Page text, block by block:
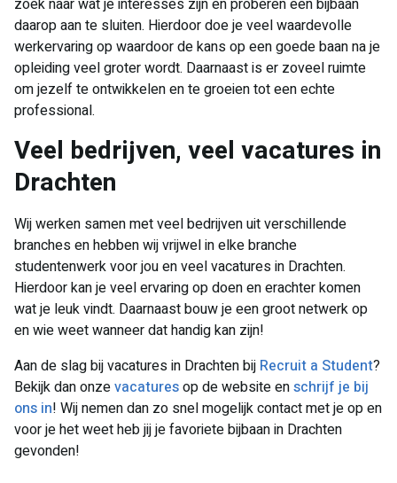
zoek naar wat je interesses zijn en proberen een bijbaan
daarop aan te sluiten. Hierdoor doe je veel waardevolle
werkervaring op waardoor de kans op een goede baan na je
opleiding veel groter wordt. Daarnaast is er zoveel ruimte
om jezelf te ontwikkelen en te groeien tot een echte
professional.
Veel bedrijven, veel vacatures in
Drachten
Wij werken samen met veel bedrijven uit verschillende
branches en hebben wij vrijwel in elke branche
studentenwerk voor jou en veel vacatures in Drachten.
Hierdoor kan je veel ervaring op doen en erachter komen
wat je leuk vindt. Daarnaast bouw je een groot netwerk op
en wie weet wanneer dat handig kan zijn!
Aan de slag bij vacatures in Drachten bij Recruit a Student?
Bekijk dan onzevacaturesop de website enschrijf je bij
ons in! Wij nemen dan zo snel mogelijk contact met je op en
voor je het weet heb jij je favoriete bijbaan in Drachten
gevonden!